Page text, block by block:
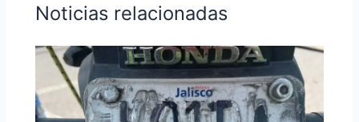
Noticias relacionadas